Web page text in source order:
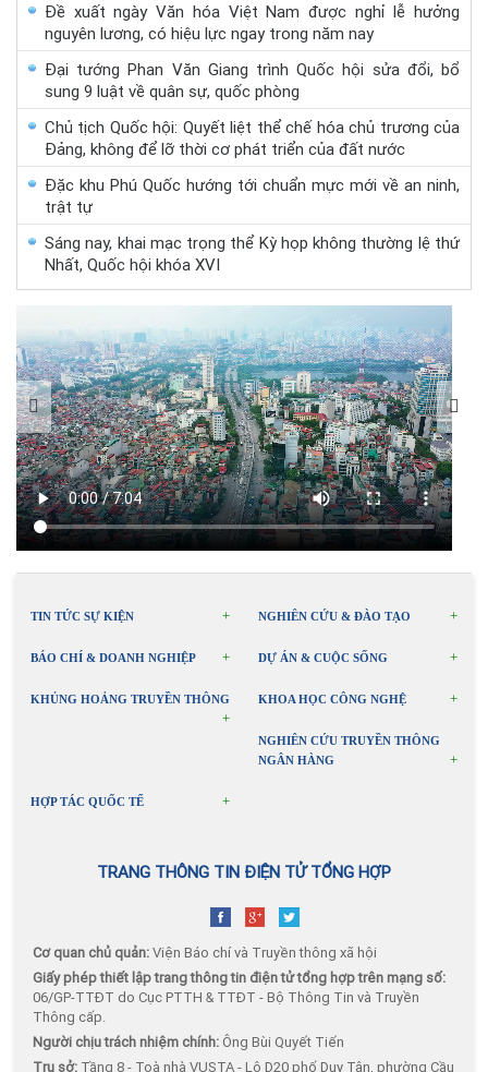
Đề xuất ngày Văn hóa Việt Nam được nghỉ lễ hưởng
nguyên lương, có hiệu lực ngay trong năm nay
Đại tướng Phan Văn Giang trình Quốc hội sửa đổi, bổ
sung 9 luật về quân sự, quốc phòng
Chủ tịch Quốc hội: Quyết liệt thể chế hóa chủ trương của
Đảng, không để lỡ thời cơ phát triển của đất nước
Đặc khu Phú Quốc hướng tới chuẩn mực mới về an ninh,
trật tự
Sáng nay, khai mạc trọng thể Kỳ họp không thường lệ thứ
Nhất, Quốc hội khóa XVI
TIN TỨC SỰ KIỆN NGHIÊN CỨU & ĐÀO TẠO
BÁO CHÍ & DOANH NGHIỆP DỰ ÁN & CUỘC SỐNG
KHỦNG HOẢNG TRUYỀN THÔNG KHOA HỌC CÔNG NGHỆ
NGHIÊN CỨU TRUYỀN THÔNG
NGÂN HÀNG
HỢP TÁC QUỐC TẾ
TRANG THÔNG TIN ĐIỆN TỬ TỔNG HỢP
Cơ quan chủ quản:Viện Báo chí và Truyền thông xã hội
Giấy phép thiết lập trang thông tin điện tử tổng hợp trên mạng số:
06/GP-TTĐT do Cục PTTH & TTĐT - Bộ Thông Tin và Truyền
Thông cấp.
Người chịu trách nhiệm chính:Ông Bùi Quyết Tiến
Trụ sở: Tầng 8 - Toà nhà VUSTA - Lô D20 phố Duy Tân, phường Cầu